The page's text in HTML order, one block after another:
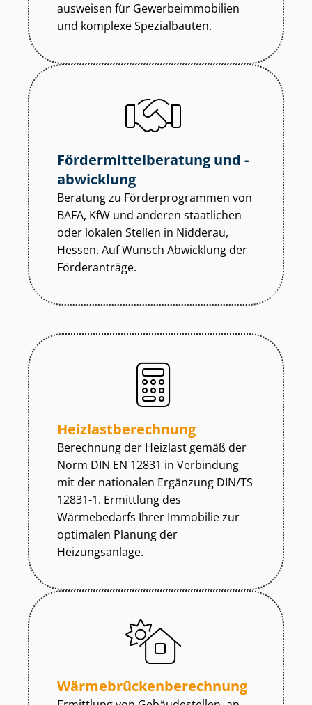
aus­wei­sen für Ge­wer­be­im­mo­bi­li­en
und komplexe Spezialbauten.
För­der­mit­tel­be­ra­tung und -
abwicklung
Beratung zu För­der­pro­gram­men von
BAFA, KfW und anderen staatlichen
oder lokalen Stellen in Nidderau,
Hessen. Auf Wunsch Abwicklung der
Förderanträge.
Heiz­last­be­rech­nung
Berechnung der Heizlast gemäß der
Norm DIN EN 12831 in Verbindung
mit der nationalen Ergänzung DIN/TS
12831-1. Ermittlung des
Wärmebedarfs Ihrer Immobilie zur
optimalen Planung der
Heizungsanlage.
Wär­me­brü­cken­be­rech­nung